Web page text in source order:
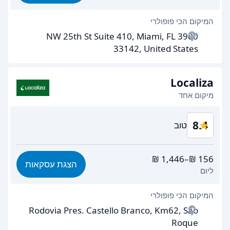
יעילות הסוכן
מהירות איסוף הרכב
9.1
מצב הרכב
המיקום הכי פופולרי
3900 NW 25th St Suite 410, Miami, FL
33142, United States
Localiza
מיקום אחד
8.4 טוב
8.5
קלות מציאה 8.2
יעילות הסוכן
מהירות איסוף הרכב
ליום
הצגת עסקאות
המיקום הכי פופולרי
Rodovia Pres. Castello Branco, Km62, São
Roque